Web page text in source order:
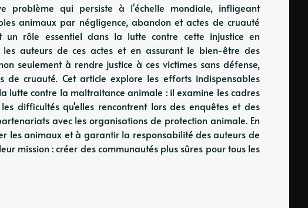
problème qui persiste à l'échelle mondiale, infligeant
animaux par négligence, abandon et actes de cruauté
un rôle essentiel dans la lutte contre cette injustice en
auteurs de ces actes et en assurant le bien-être des
seulement à rendre justice à ces victimes sans défense,
de cruauté. Cet article explore les efforts indispensables
lutte contre la maltraitance animale : il examine les cadres
difficultés qu'elles rencontrent lors des enquêtes et des
avec les organisations de protection animale. En
les animaux et à garantir la responsabilité des auteurs de
mission : créer des communautés plus sûres pour tous les